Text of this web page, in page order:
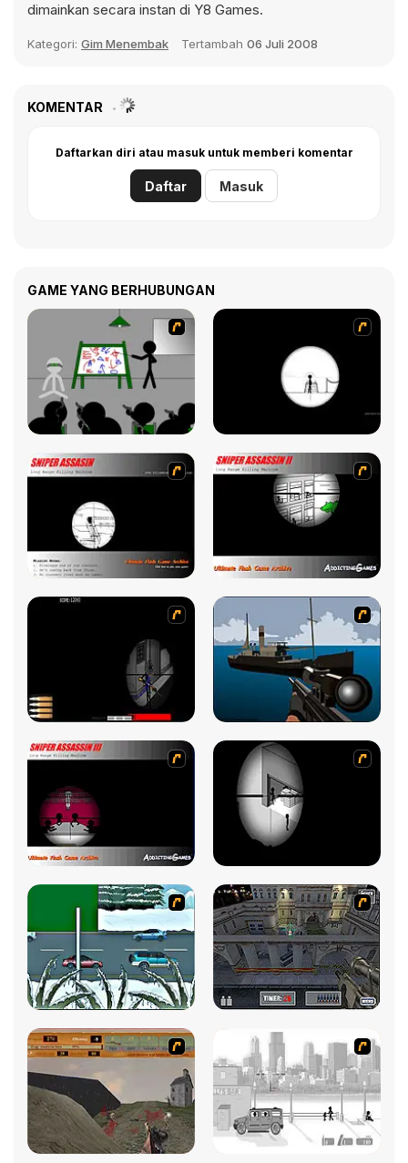
dimainkan secara instan di Y8 Games.
Kategori: Gim Menembak Tertambah 06 Juli 2008
KOMENTAR
Daftarkan diri atau masuk untuk memberi komentar
Daftar Masuk
GAME YANG BERHUBUNGAN